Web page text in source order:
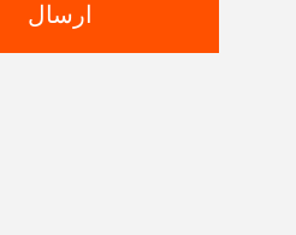
ارسال